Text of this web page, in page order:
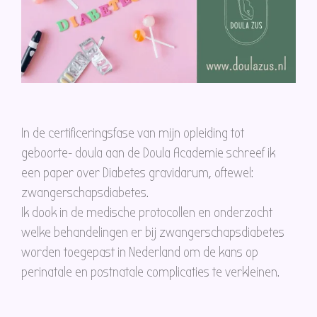
In de certificeringsfase van mijn opleiding tot
geboorte- doula aan de Doula Academie schreef ik
een paper over Diabetes gravidarum, oftewel:
zwangerschapsdiabetes.
Ik dook in de medische protocollen en onderzocht
welke behandelingen er bij zwangerschapsdiabetes
worden toegepast in Nederland om de kans op
perinatale en postnatale complicaties te verkleinen.